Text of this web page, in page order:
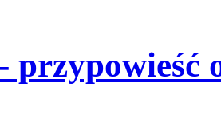
przypowieść